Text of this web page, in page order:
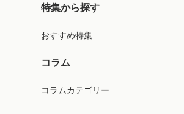
特集から探す
おすすめ特集
コラム
コラムカテゴリー